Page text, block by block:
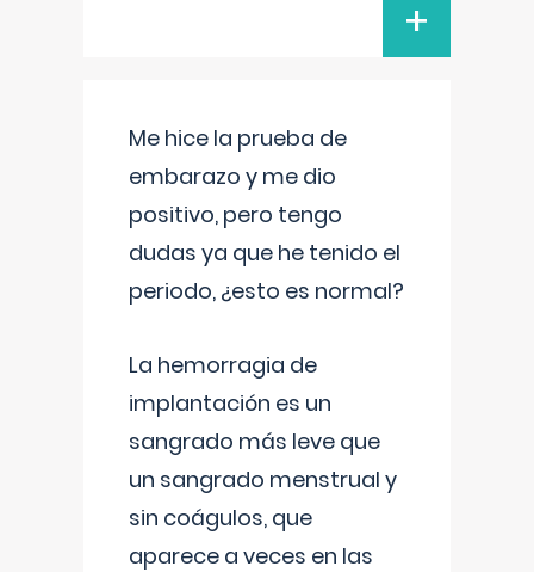
+
Me hice la prueba de
embarazo y me dio
positivo, pero tengo
dudas ya que he tenido el
periodo, ¿esto es normal?
La hemorragia de
implantación es un
sangrado más leve que
un sangrado menstrual y
sin coágulos, que
aparece a veces en las